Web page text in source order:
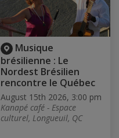
Musique
brésilienne : Le
Nordest Brésilien
rencontre le Québec
August 15th 2026, 3:00 pm
Kanapé café - Espace
culturel, Longueuil, QC